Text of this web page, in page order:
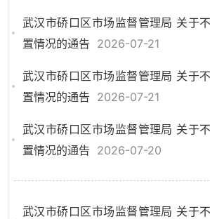
武汉市硚口区市场监督管理局 关于
置情况的通告 2026-07-21
武汉市硚口区市场监督管理局 关于
置情况的通告 2026-07-21
武汉市硚口区市场监督管理局 关于
置情况的通告 2026-07-20
武汉市硚口区市场监督管理局 关于